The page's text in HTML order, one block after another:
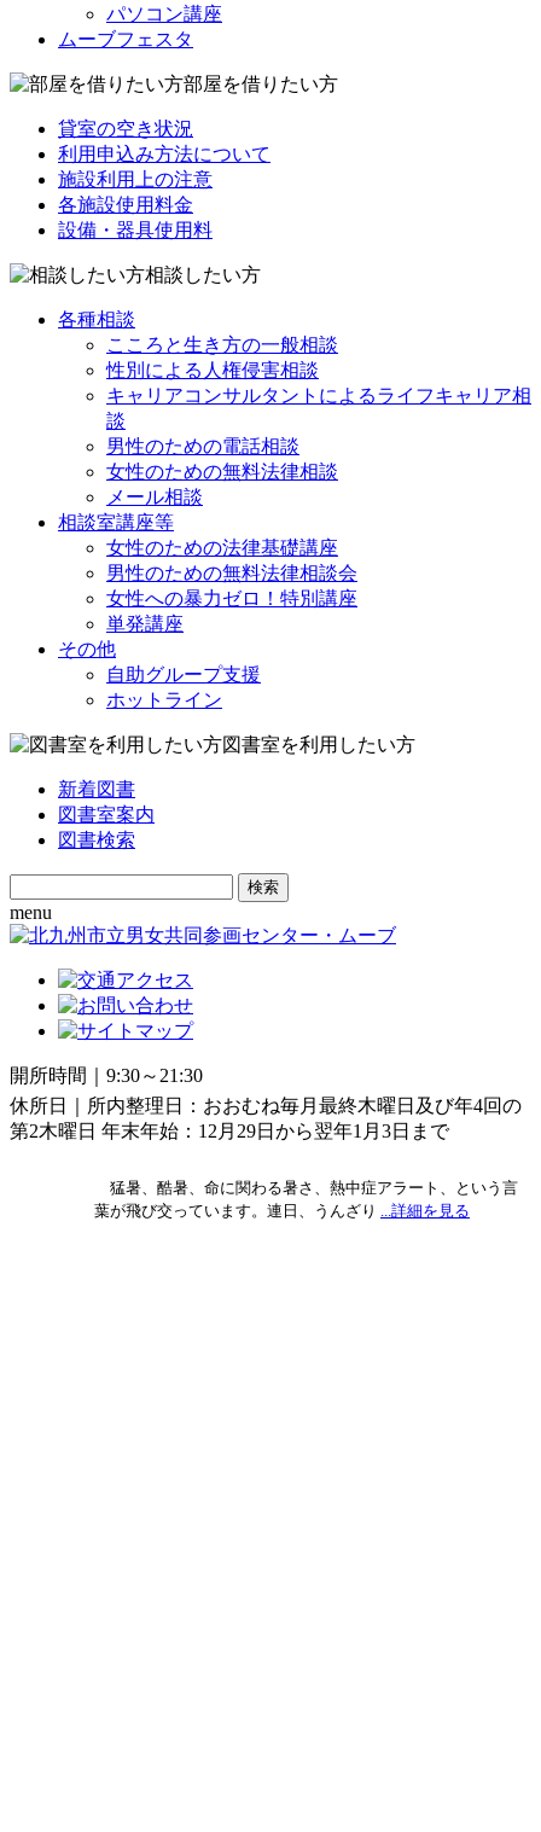
パソコン講座
ムーブフェスタ
部屋を借りたい方
貸室の空き状況
利用申込み方法について
施設利用上の注意
各施設使用料金
設備・器具使用料
相談したい方
各種相談
こころと生き方の一般相談
性別による人権侵害相談
キャリアコンサルタントによるライフキャリア相
談
男性のための電話相談
女性のための無料法律相談
メール相談
相談室講座等
女性のための法律基礎講座
男性のための無料法律相談会
女性への暴力ゼロ！特別講座
単発講座
その他
自助グループ支援
ホットライン
図書室を利用したい方
新着図書
図書室案内
図書検索
Search
for:
menu
開所時間｜9:30～21:30
休所日｜所内整理日：おおむね毎月最終木曜日及び年4回の
第2木曜日 年末年始：12月29日から翌年1月3日まで
猛暑、酷暑、命に関わる暑さ、熱中症アラート、という言
葉が飛び交っています。連日、うんざり ...詳細を見る